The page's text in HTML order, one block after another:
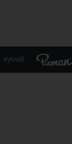
Vytvořil